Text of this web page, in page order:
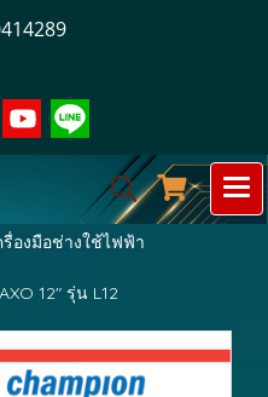
รื่องมือช่างใช้ไฟฟ้า
12" รุ่น L12